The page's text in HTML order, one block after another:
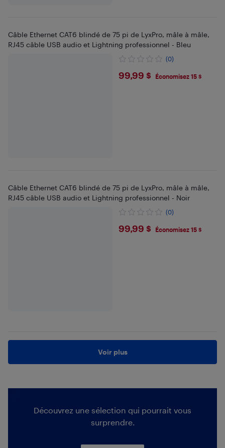
Câble Ethernet CAT6 blindé de 75 pi de LyxPro, mâle à mâle,
RJ45 câble USB audio et Lightning professionnel - Bleu
(0)
$99.99
99,99 $ Économisez 15 $
Câble Ethernet CAT6 blindé de 75 pi de LyxPro, mâle à mâle,
RJ45 câble USB audio et Lightning professionnel - Noir
(0)
$99.99
99,99 $ Économisez 15 $
Voir plus
Découvrez une sélection qui pourrait vous
surprendre.